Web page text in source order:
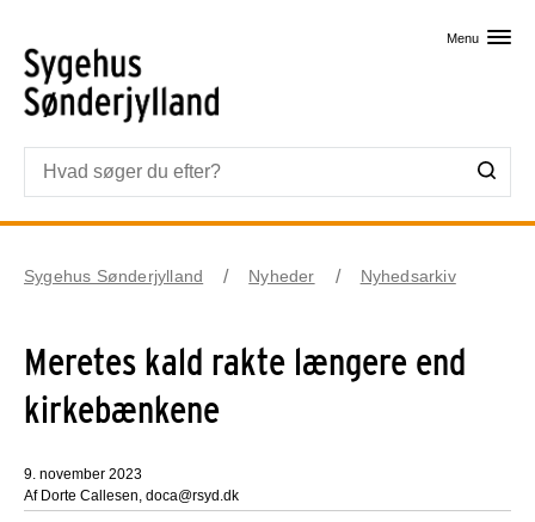
Menu
Sygehus Sønderjylland Nyheder Nyhedsarkiv
Meretes kald rakte længere end
kirkebænkene
9. november 2023
Af Dorte Callesen, doca@rsyd.dk